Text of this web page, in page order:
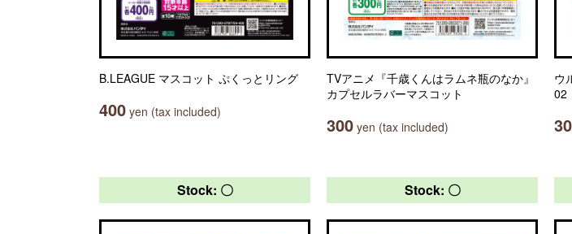
B.LEAGUE マスコット ぷくっとリング
400 yen (tax included)
TVアニメ『千歳くんはラムネ瓶のなか』
カプセルラバーマスコット
300 yen (tax included)
ウ
02
Stock: 〇 Stock: 〇